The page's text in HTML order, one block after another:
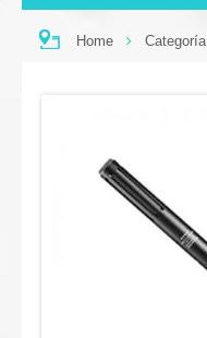
Home Categoría